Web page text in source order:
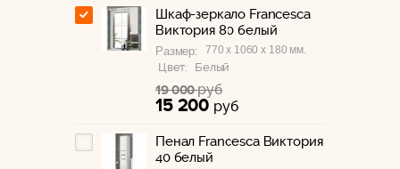
Шкаф-зеркало Francesca
Виктория 80 белый
Размер: 770 x 1060 x 180 мм.
Цвет: Белый
19 000руб
15 200 руб
Пенал Francesca Виктория
40 белый